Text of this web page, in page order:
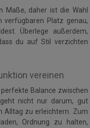
Maße, daher ist die Wahl
verfügbaren Platz genau,
Überlege außerdem,
du auf Stil verzichten
vereinen
Balance zwischen
nicht nur darum, gut
Alltag zu erleichtern. Zum
Ordnung zu halten,